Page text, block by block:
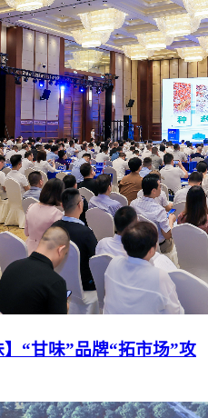
】“甘味”品牌“拓市场”攻